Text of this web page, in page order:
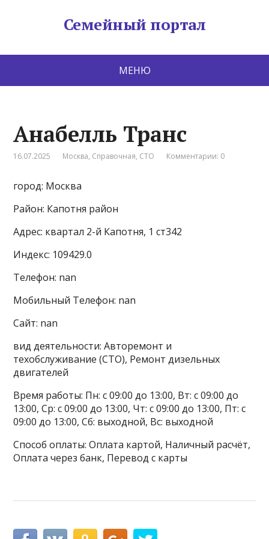
Семейный портал
МЕНЮ
Анабелль Транс
16.07.2025 Москва, Справочная, СТО Комментарии: 0
город: Москва
Район: Капотня район
Адрес: квартал 2-й Капотня, 1 ст342
Индекс: 109429.0
Телефон: nan
Мобильный Телефон: nan
Сайт: nan
вид деятельности: Авторемонт и
техобслуживание (СТО), Ремонт дизельных
двигателей
Время работы: Пн: с 09:00 до 13:00, Вт: с 09:00 до
13:00, Ср: с 09:00 до 13:00, Чт: с 09:00 до 13:00, Пт: с
09:00 до 13:00, Сб: выходной, Вс: выходной
Способ оплаты: Оплата картой, Наличный расчёт,
Оплата через банк, Перевод с карты